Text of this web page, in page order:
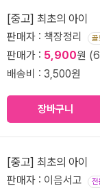
[중고] 최초의 아이
판매자 : 책장정리 골
판매가 : 5,900원
배송비 : 3,500원
장바구니
[중고] 최초의 아이
판매자 : 이음서고 전